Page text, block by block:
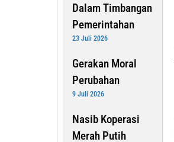
Dalam Timbangan
Pemerintahan
23 Juli 2026
Gerakan Moral
Perubahan
9 Juli 2026
Nasib Koperasi
Merah Putih